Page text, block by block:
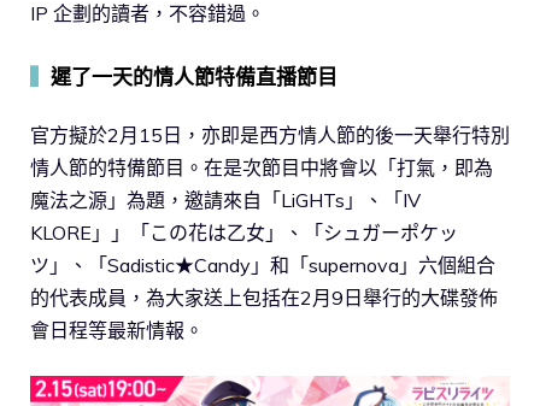
IP 企劃的讀者，不容錯過。
遲了一天的情人節特備直播節目
官方擬於2月15日，亦即是西方情人節的後一天舉行特別
情人節的特備節目。在是次節目中將會以「打氣，即為
魔法之源」為題，邀請來自「LiGHTs」、「IV
KLORE」」「この花は乙女」、「シュガーポケッ
ツ」、「Sadistic★Candy」和「supernova」六個組合
的代表成員，為大家送上包括在2月9日舉行的大碟發佈
會日程等最新情報。